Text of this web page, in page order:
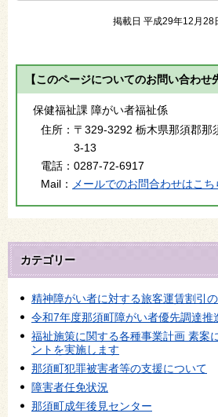
掲載日 平成29年12月28
【このページについてのお問い合わせ
保健福祉課 障がい者福祉係
住所： 〒329-3292 栃木県那須郡那
3-13
電話： 0287-72-6917
Mail：
メールでのお問合わせはこち
カテゴリー
精神障がい者に対する旅客運賃割引
令和7年度那須町障がい者優先調達推
福祉施策に関する各種事業計画 素案
ントを実施します
那須町犯罪被害者等の支援について
障害者任免状況
那須町成年後見センター